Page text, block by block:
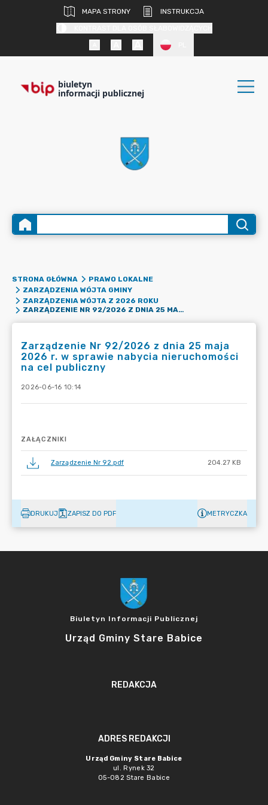
MAPA STRONY
INSTRUKCJA
biuletyn
informacji publicznej
STRONA GŁÓWNA
PRAWO LOKALNE
ZARZĄDZENIA WÓJTA GMINY
ZARZĄDZENIA WÓJTA Z 2026 ROKU
ZARZĄDZENIE NR 92/2026 Z DNIA 25 MAJA 2026 R. W SPRAWIE NABYCIA NIERUCHOMOŚCI NA CEL PUBLICZNY
Zarządzenie Nr 92/2026 z dnia 25 maja
2026 r. w sprawie nabycia nieruchomości
na cel publiczny
2026-06-16 10:14
ZAŁĄCZNIKI
Zarządzenie Nr 92.pdf 204.27 KB
DRUKUJ ZAPISZ DO PDF METRYCZKA
Biuletyn Informacji Publicznej
Urząd Gminy Stare Babice
REDAKCJA
ADRES REDAKCJI
Urząd Gminy Stare Babice
ul. Rynek 32
05-082 Stare Babice